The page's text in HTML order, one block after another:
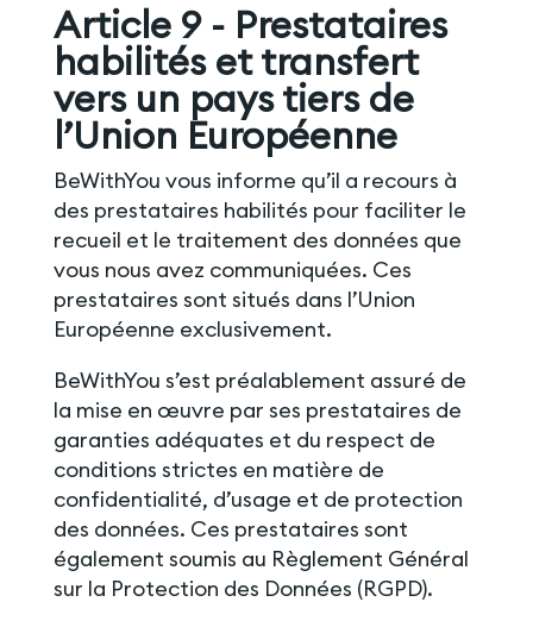
Article 9 - Prestataires
habilités et transfert
vers un pays tiers de
l’Union Européenne
BeWithYou vous informe qu’il a recours à
des prestataires habilités pour faciliter le
recueil et le traitement des données que
vous nous avez communiquées. Ces
prestataires sont situés dans l’Union
Européenne exclusivement.
BeWithYou s’est préalablement assuré de
la mise en œuvre par ses prestataires de
garanties adéquates et du respect de
conditions strictes en matière de
confidentialité, d’usage et de protection
des données. Ces prestataires sont
également soumis au Règlement Général
sur la Protection des Données (RGPD).